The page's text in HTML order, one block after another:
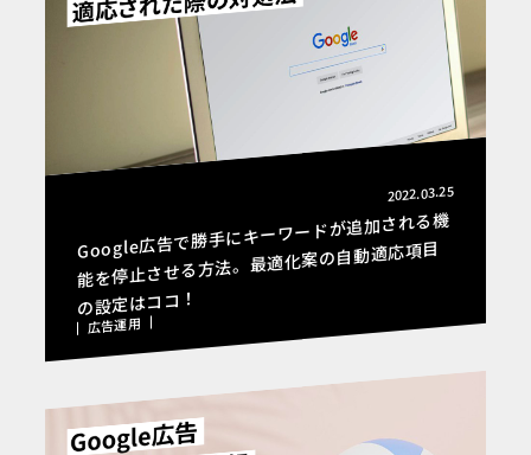
2022.03.25
Google広告で勝手にキーワードが追加される機
能を停止させる方法。最適化案の自動適応項目
の設定はココ！
広告運用